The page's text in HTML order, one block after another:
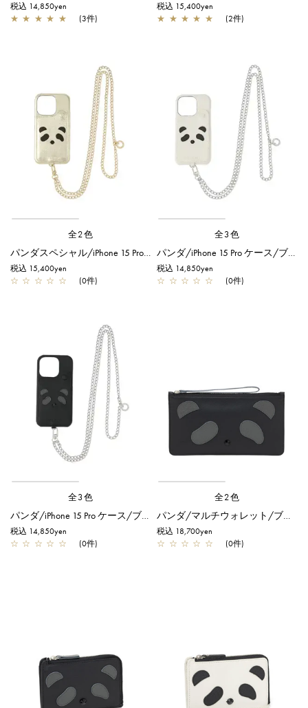
税込 14,850yen
★ ★ ★ ★ ★ (3件)
税込 15,400yen
★ ★ ★ ★ ★ (2件)
全2色
パンダスペシャル/iPhone 15 Pro ケース/シャンパンゴールド
税込 15,400yen
☆ ☆ ☆ ☆ ☆ (0件)
全3色
パンダ/iPhone 15 Pro ケース/ブラック
税込 14,850yen
☆ ☆ ☆ ☆ ☆ (0件)
全3色
パンダ/iPhone 15 Pro ケース/ブラックｘブラック
税込 14,850yen
☆ ☆ ☆ ☆ ☆ (0件)
全2色
パンダ/マルチウォレット/ブラック×ブラック
税込 18,700yen
☆ ☆ ☆ ☆ ☆ (0件)